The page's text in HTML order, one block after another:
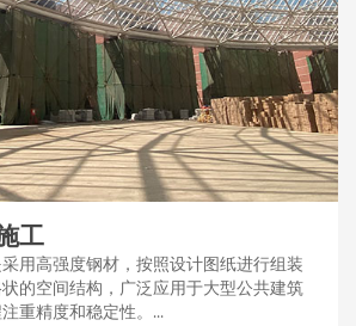
工
用高强度钢材，按照设计图纸进行组装
的空间结构，广泛应用于大型公共建筑
重精度和稳定性。...